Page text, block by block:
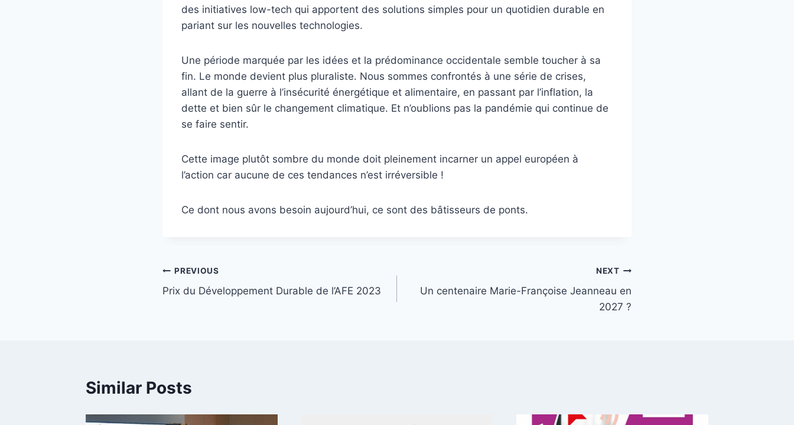
des initiatives low-tech qui apportent des solutions simples pour un quotidien durable en
pariant sur les nouvelles technologies.
Une période marquée par les idées et la prédominance occidentale semble toucher à sa
fin. Le monde devient plus pluraliste. Nous sommes confrontés à une série de crises,
allant de la guerre à l’insécurité énergétique et alimentaire, en passant par l’inflation, la
dette et bien sûr le changement climatique. Et n’oublions pas la pandémie qui continue de
se faire sentir.
Cette image plutôt sombre du monde doit pleinement incarner un appel européen à
l’action car aucune de ces tendances n’est irréversible !
Ce dont nous avons besoin aujourd’hui, ce sont des bâtisseurs de ponts.
Post
navigation
PREVIOUS
Prix du Développement Durable de l’AFE 2023
NEXT
Un centenaire Marie-Françoise Jeanneau en
2027 ?
Similar Posts